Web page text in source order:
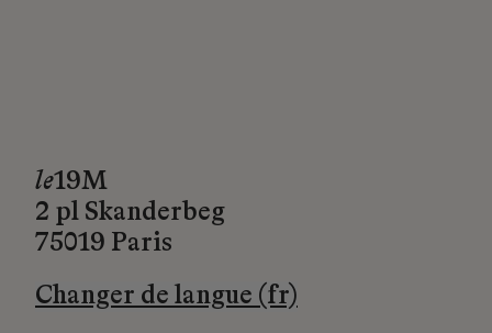
le19M
2 pl Skanderbeg
75019 Paris
Changer de langue (fr)